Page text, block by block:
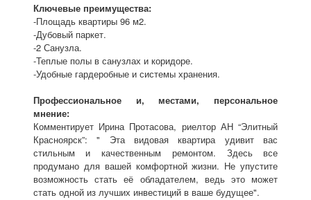
Ключевые преимущества:
-Площадь квартиры 96 м2.
-Дубовый паркет.
-2 Санузла.
-Теплые полы в санузлах и коридоре.
-Удобные гардеробные и системы хранения.
Профессиональное и, местами, персональное
мнение:
Комментирует Ирина Протасова, риелтор АН “Элитный
Красноярск”: " Эта видовая квартира удивит вас
стильным и качественным ремонтом. Здесь все
продумано для вашей комфортной жизни. Не упустите
возможность стать её обладателем, ведь это может
стать одной из лучших инвестиций в ваше будущее".